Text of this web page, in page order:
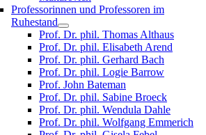
Professorinnen und Professoren im
Ruhestand
Prof. Dr. phil. Thomas Althaus
Prof. Dr. phil. Elisabeth Arend
Prof. Dr. phil. Gerhard Bach
Prof. Dr. phil. Logie Barrow
Prof. John Bateman
Prof. Dr. phil. Sabine Broeck
Prof. Dr. phil. Wendula Dahle
Prof. Dr. phil. Wolfgang Emmerich